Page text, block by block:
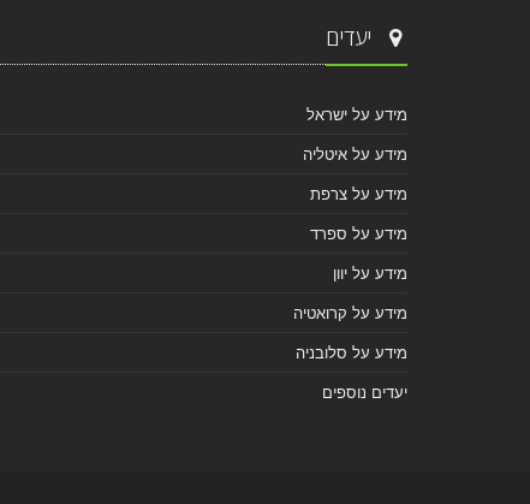
יעדים
מידע על ישראל
מידע על איטליה
מידע על צרפת
מידע על ספרד
מידע על יוון
מידע על קרואטיה
מידע על סלובניה
יעדים נוספים